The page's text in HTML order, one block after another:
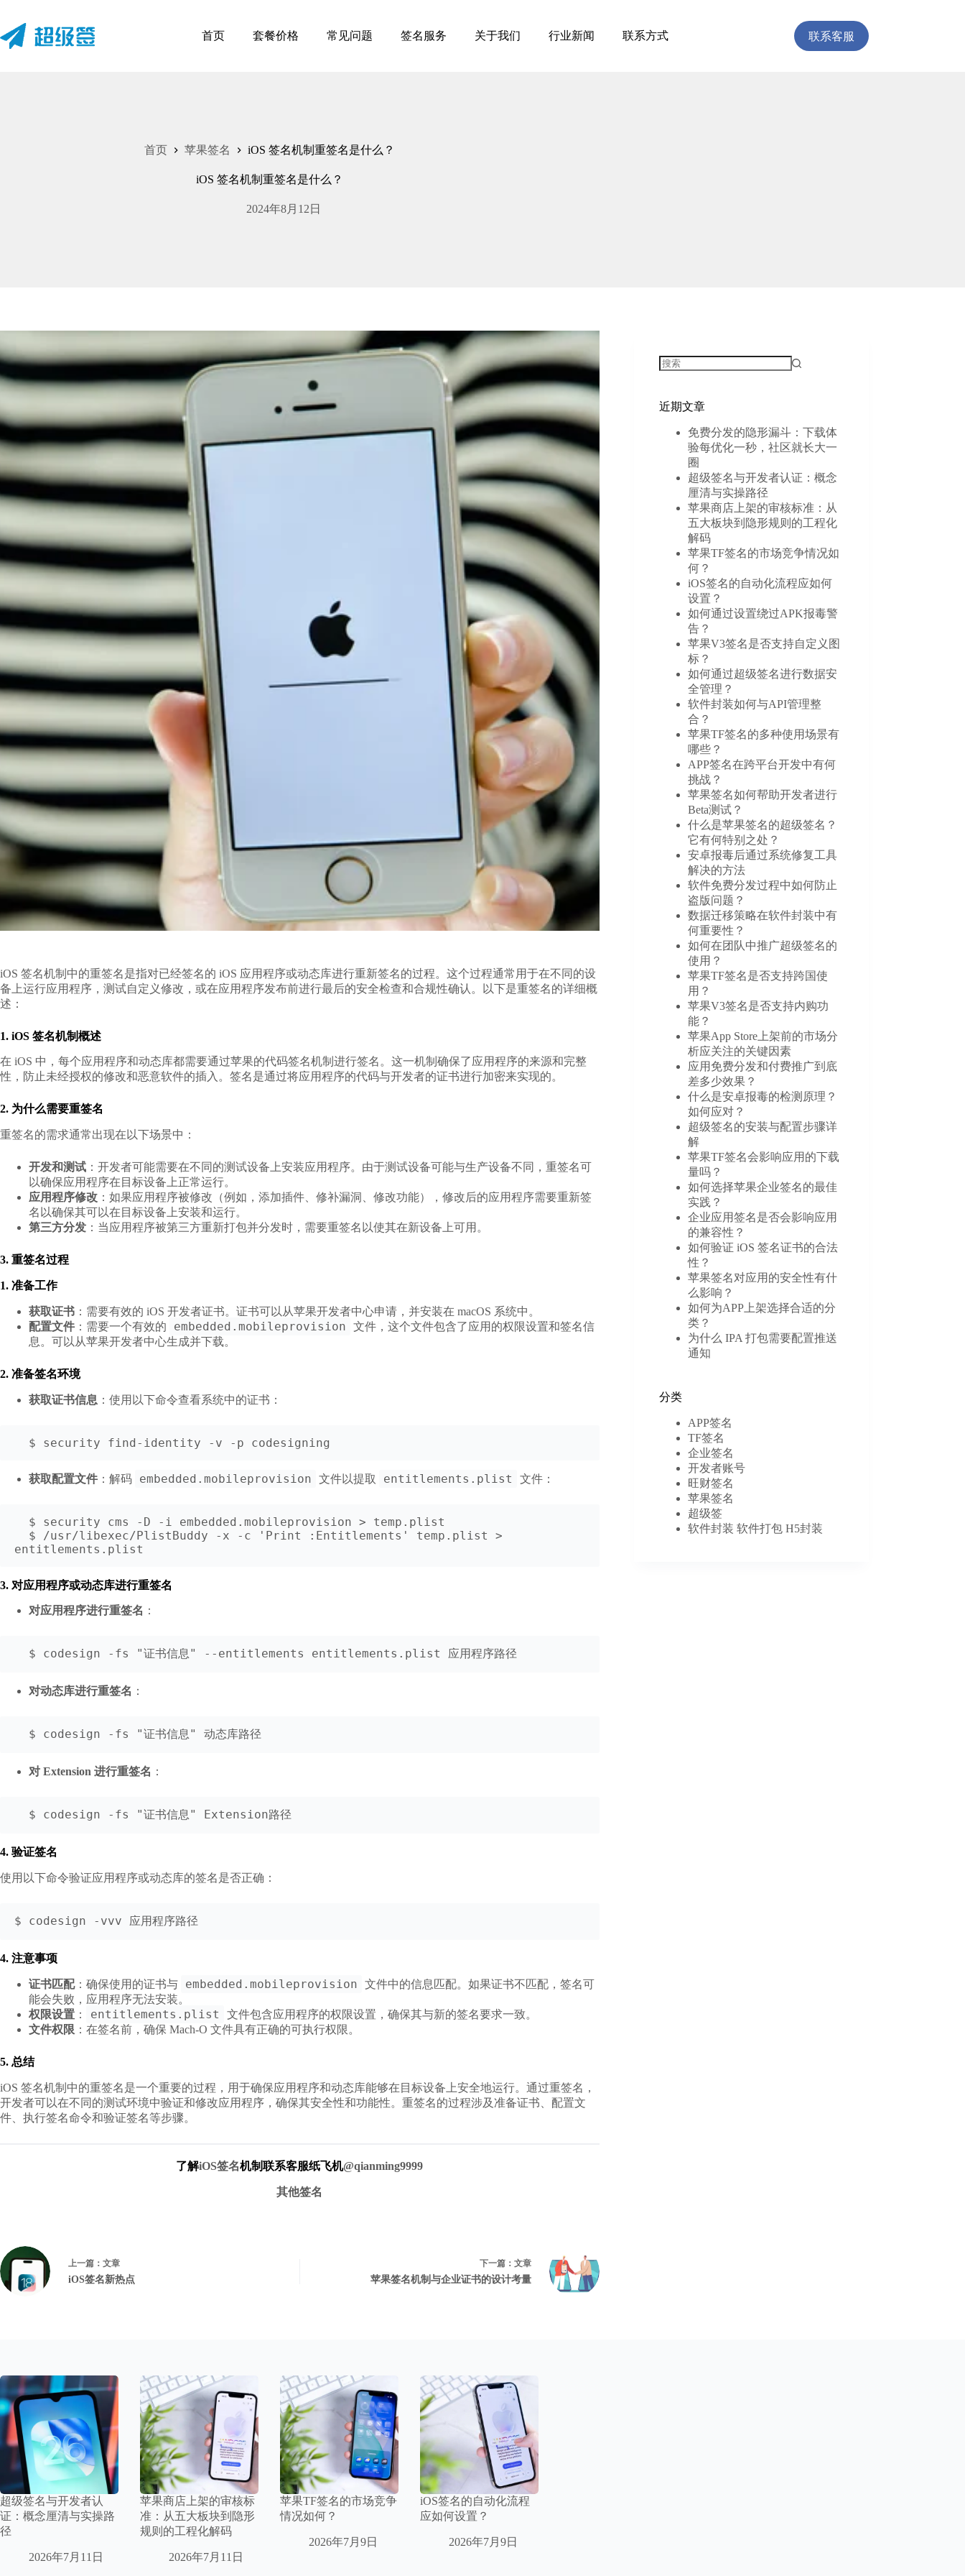
内
容
首页 套餐价格 常见问题 签名服务 关于我们 行业新闻 联系方式 联系客服
首页 苹果签名 iOS 签名机制重签名是什么？
iOS 签名机制重签名是什么？
2024年8月12日
iOS 签名机制中的重签名是指对已经签名的 iOS 应用程序或动态库进行重新签名的过程。这个过程通常用于在不同的设
备上运行应用程序，测试自定义修改，或在应用程序发布前进行最后的安全检查和合规性确认。以下是重签名的详细概
述：
1. iOS 签名机制概述
在 iOS 中，每个应用程序和动态库都需要通过苹果的代码签名机制进行签名。这一机制确保了应用程序的来源和完整
性，防止未经授权的修改和恶意软件的插入。签名是通过将应用程序的代码与开发者的证书进行加密来实现的。
2. 为什么需要重签名
重签名的需求通常出现在以下场景中：
开发和测试 ：开发者可能需要在不同的测试设备上安装应用程序。由于测试设备可能与生产设备不同，重签名可
以确保应用程序在目标设备上正常运行。
应用程序修改 ：如果应用程序被修改（例如，添加插件、修补漏洞、修改功能），修改后的应用程序需要重新签
名以确保其可以在目标设备上安装和运行。
第三方分发 ：当应用程序被第三方重新打包并分发时，需要重签名以使其在新设备上可用。
3. 重签名过程
1. 准备工作
获取证书 ：需要有效的 iOS 开发者证书。证书可以从苹果开发者中心申请，并安装在 macOS 系统中。
配置文件 ：需要一个有效的 embedded.mobileprovision
文件，这个文件包含了应用的权限设置和签名信
息。可以从苹果开发者中心生成并下载。
2. 准备签名环境
获取证书信息 ：使用以下命令查看系统中的证书：
  $ security find-identity -v -p codesigning
获取配置文件 ：解码 embedded.mobileprovision 文件以提取 entitlements.plist 文件：
entitlements.plist
3. 对应用程序或动态库进行重签名
对应用程序进行重签名 ：
  $ codesign -fs "证书信息" --entitlements entitlements.plist 应用程序路径
对动态库进行重签名 ：
  $ codesign -fs "证书信息" 动态库路径
对 Extension 进行重签名 ：
  $ codesign -fs "证书信息" Extension路径
4. 验证签名
使用以下命令验证应用程序或动态库的签名是否正确：
$ codesign -vvv 应用程序路径
4. 注意事项
证书匹配：确保使用的证书与 embedded.mobileprovision
文件中的信息匹配。如果证书不匹配，签名可
能会失败，应用程序无法安装。
权限设置 ： entitlements.plist
文件包含应用程序的权限设置，确保其与新的签名要求一致。
文件权限 ：在签名前，确保 Mach-O 文件具有正确的可执行权限。
5. 总结
iOS 签名机制中的重签名是一个重要的过程，用于确保应用程序和动态库能够在目标设备上安全地运行。通过重签名，
开发者可以在不同的测试环境中验证和修改应用程序，确保其安全性和功能性。重签名的过程涉及准备证书、配置文
件、执行签名命令和验证签名等步骤。
了解iOS签名机制联系客服纸飞机@qianming9999
其他签名
上一篇： 文章
iOS签名新热点
下一篇： 文章
苹果签名机制与企业证书的设计考量
果
近期文章
免费分发的隐形漏斗：下载体
验每优化一秒，社区就长大一
圈
超级签名与开发者认证：概念
厘清与实操路径
苹果商店上架的审核标准：从
五大板块到隐形规则的工程化
解码
苹果TF签名的市场竞争情况如
何？
iOS签名的自动化流程应如何
设置？
如何通过设置绕过APK报毒警
告？
苹果V3签名是否支持自定义图
标？
如何通过超级签名进行数据安
全管理？
软件封装如何与API管理整
合？
苹果TF签名的多种使用场景有
哪些？
APP签名在跨平台开发中有何
挑战？
苹果签名如何帮助开发者进行
Beta测试？
什么是苹果签名的超级签名？
它有何特别之处？
安卓报毒后通过系统修复工具
解决的方法
软件免费分发过程中如何防止
盗版问题？
数据迁移策略在软件封装中有
何重要性？
如何在团队中推广超级签名的
使用？
苹果TF签名是否支持跨国使
用？
苹果V3签名是否支持内购功
能？
苹果App Store上架前的市场分
析应关注的关键因素
应用免费分发和付费推广到底
差多少效果？
什么是安卓报毒的检测原理？
如何应对？
超级签名的安装与配置步骤详
解
苹果TF签名会影响应用的下载
量吗？
如何选择苹果企业签名的最佳
实践？
企业应用签名是否会影响应用
的兼容性？
如何验证 iOS 签名证书的合法
性？
苹果签名对应用的安全性有什
么影响？
如何为APP上架选择合适的分
类？
为什么 IPA 打包需要配置推送
通知
分类
APP签名
TF签名
企业签名
开发者账号
旺财签名
苹果签名
超级签
软件封装 软件打包 H5封装
超级签名与开发者认
证：概念厘清与实操路
径
2026年7月11日
苹果商店上架的审核标
准：从五大板块到隐形
规则的工程化解码
2026年7月11日
苹果TF签名的市场竞争
情况如何？
2026年7月9日
iOS签名的自动化流程
应如何设置？
2026年7月9日